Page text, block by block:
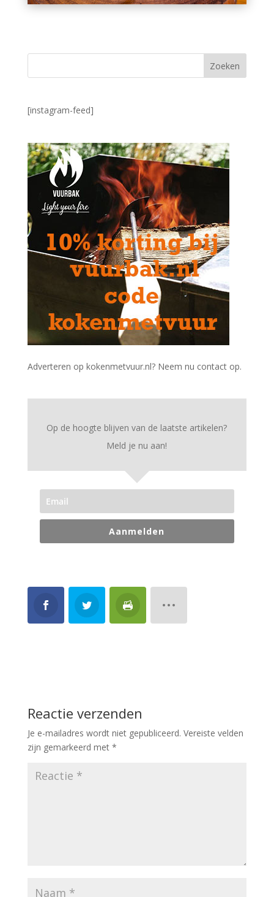
[instagram-feed]
Adverteren op kokenmetvuur.nl? Neem nu contact op.
Op de hoogte blijven van de laatste artikelen?
Meld je nu aan!
Aanmelden
Reactie verzenden
Je e-mailadres wordt niet gepubliceerd. Vereiste velden
zijn gemarkeerd met *